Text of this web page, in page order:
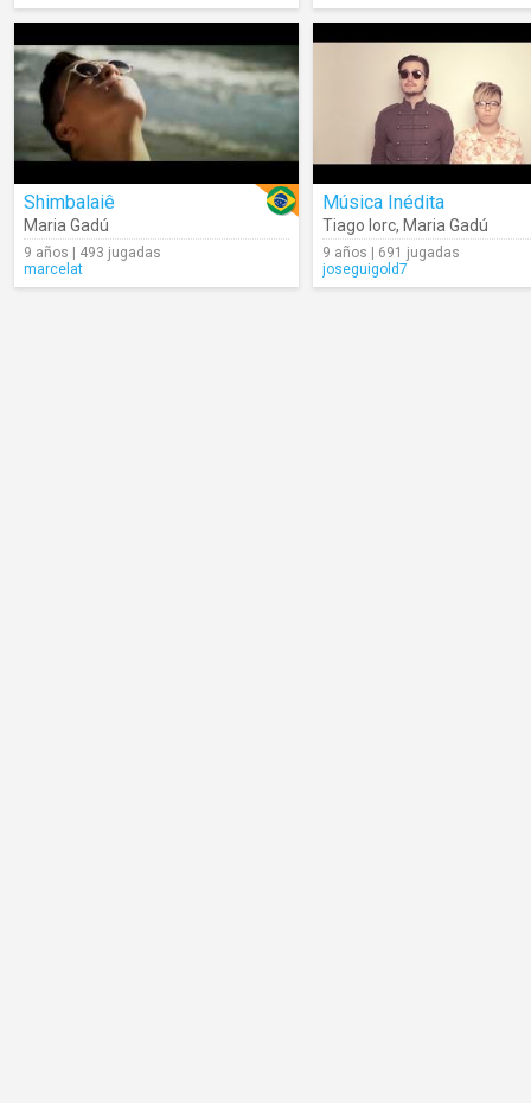
Shimbalaiê
Maria Gadú
9 años | 493 jugadas
marcelat
Música Inédita
Tiago Iorc, Maria Gadú
9 años | 691 jugadas
joseguigold7